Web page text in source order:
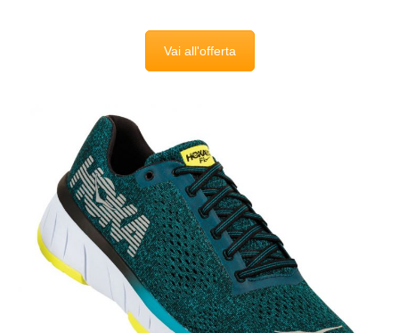
Vai all'offerta